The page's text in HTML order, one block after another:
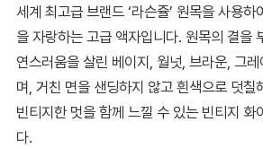
세계 최고급 브랜드 ‘라슨쥴’ 원목을 사용
을 자랑하는 고급 액자입니다. 원목의 결을
연스러움을 살린 베이지, 월넛, 브라운, 그
며, 거친 면을 샌딩하지 않고 흰색으로 덧칠
빈티지한 멋을 함께 느낄 수 있는 빈티지 화
다.